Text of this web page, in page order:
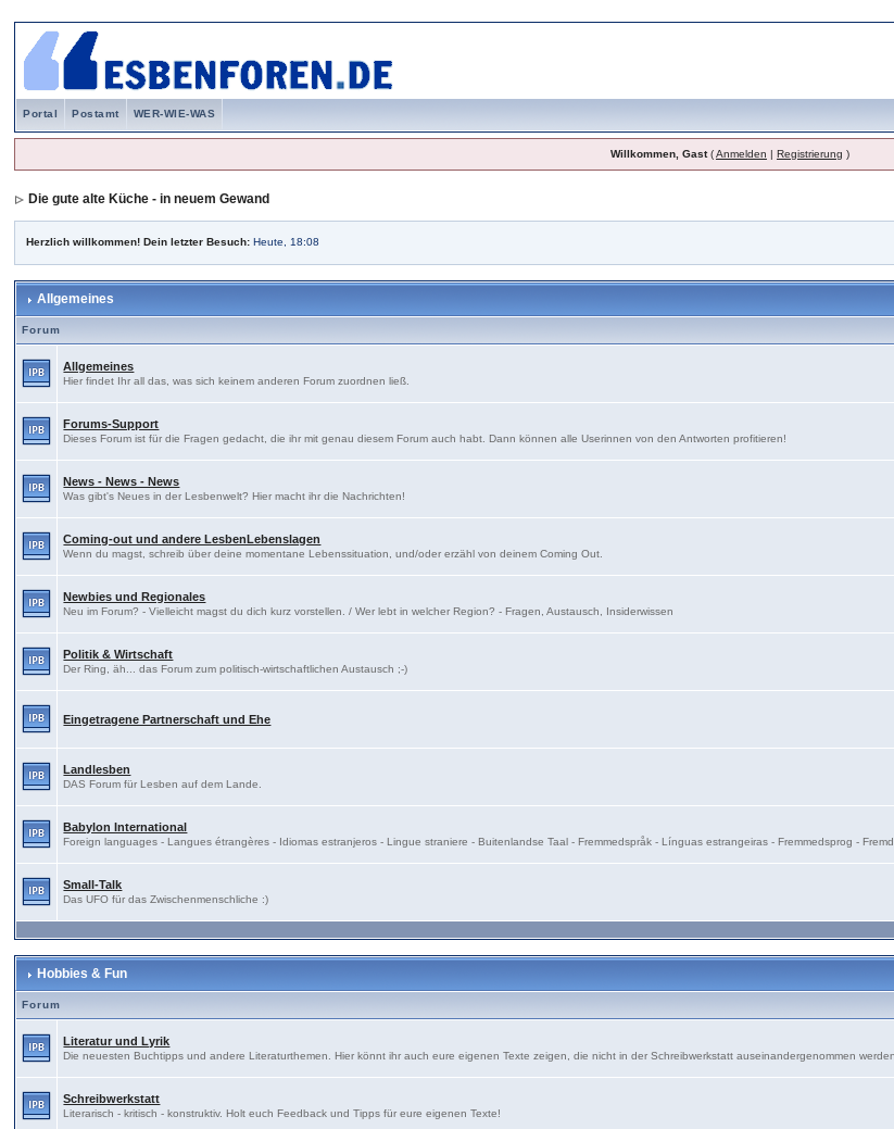
Portal Postamt WER-WIE-WAS
Willkommen, Gast(Anmelden | Registrierung )
Die gute alte Küche - in neuem Gewand
Herzlich willkommen! Dein letzter Besuch:Heute, 18:08
Allgemeines
Forum
Allgemeines
Hier findet Ihr all das, was sich keinem anderen Forum zuordnen ließ.
Forums-Support
Dieses Forum ist für die Fragen gedacht, die ihr mit genau diesem Forum auch habt. Dann können alle Userinnen von den Antworten profitieren!
News - News - News
Was gibt's Neues in der Lesbenwelt? Hier macht ihr die Nachrichten!
Coming-out und andere LesbenLebenslagen
Wenn du magst, schreib über deine momentane Lebenssituation, und/oder erzähl von deinem Coming Out.
Newbies und Regionales
Neu im Forum? - Vielleicht magst du dich kurz vorstellen. / Wer lebt in welcher Region? - Fragen, Austausch, Insiderwissen
Politik & Wirtschaft
Der Ring, äh... das Forum zum politisch-wirtschaftlichen Austausch ;-)
Eingetragene Partnerschaft und Ehe
Landlesben
DAS Forum für Lesben auf dem Lande.
Babylon International
Foreign languages - Langues étrangères - Idiomas estranjeros - Lingue straniere - Buitenlandse Taal - Fremmedspråk - Línguas estrangeiras - Fremmedsprog -
Small-Talk
Das UFO für das Zwischenmenschliche :)
Hobbies & Fun
Forum
Literatur und Lyrik
Die neuesten Buchtipps und andere Literaturthemen. Hier könnt ihr auch eure eigenen Texte zeigen, die nicht in der Schreibwerkstatt auseinandergenommen
Schreibwerkstatt
Literarisch - kritisch - konstruktiv. Holt euch Feedback und Tipps für eure eigenen Texte!